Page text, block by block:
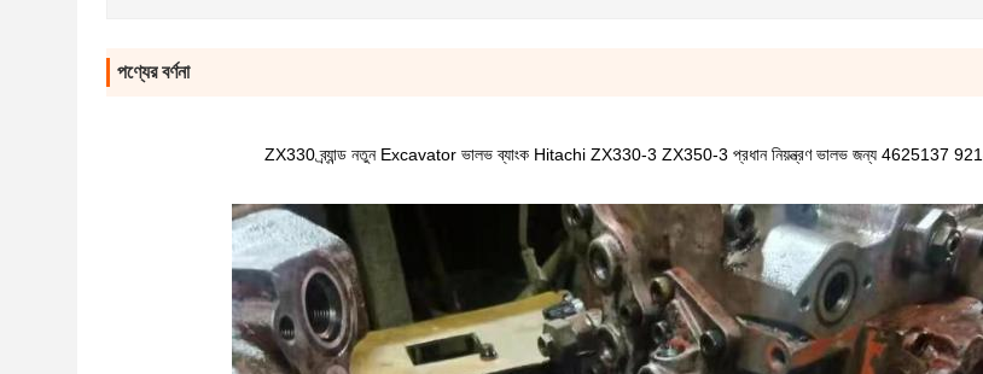
পণ্যের বর্ণনা
ZX330 ব্র্যান্ড নতুন Excavator ভালভ ব্যাংক Hitachi ZX330-3 ZX350-3 প্রধান নিয়ন্ত্রণ ভালভ জন্য 4625137